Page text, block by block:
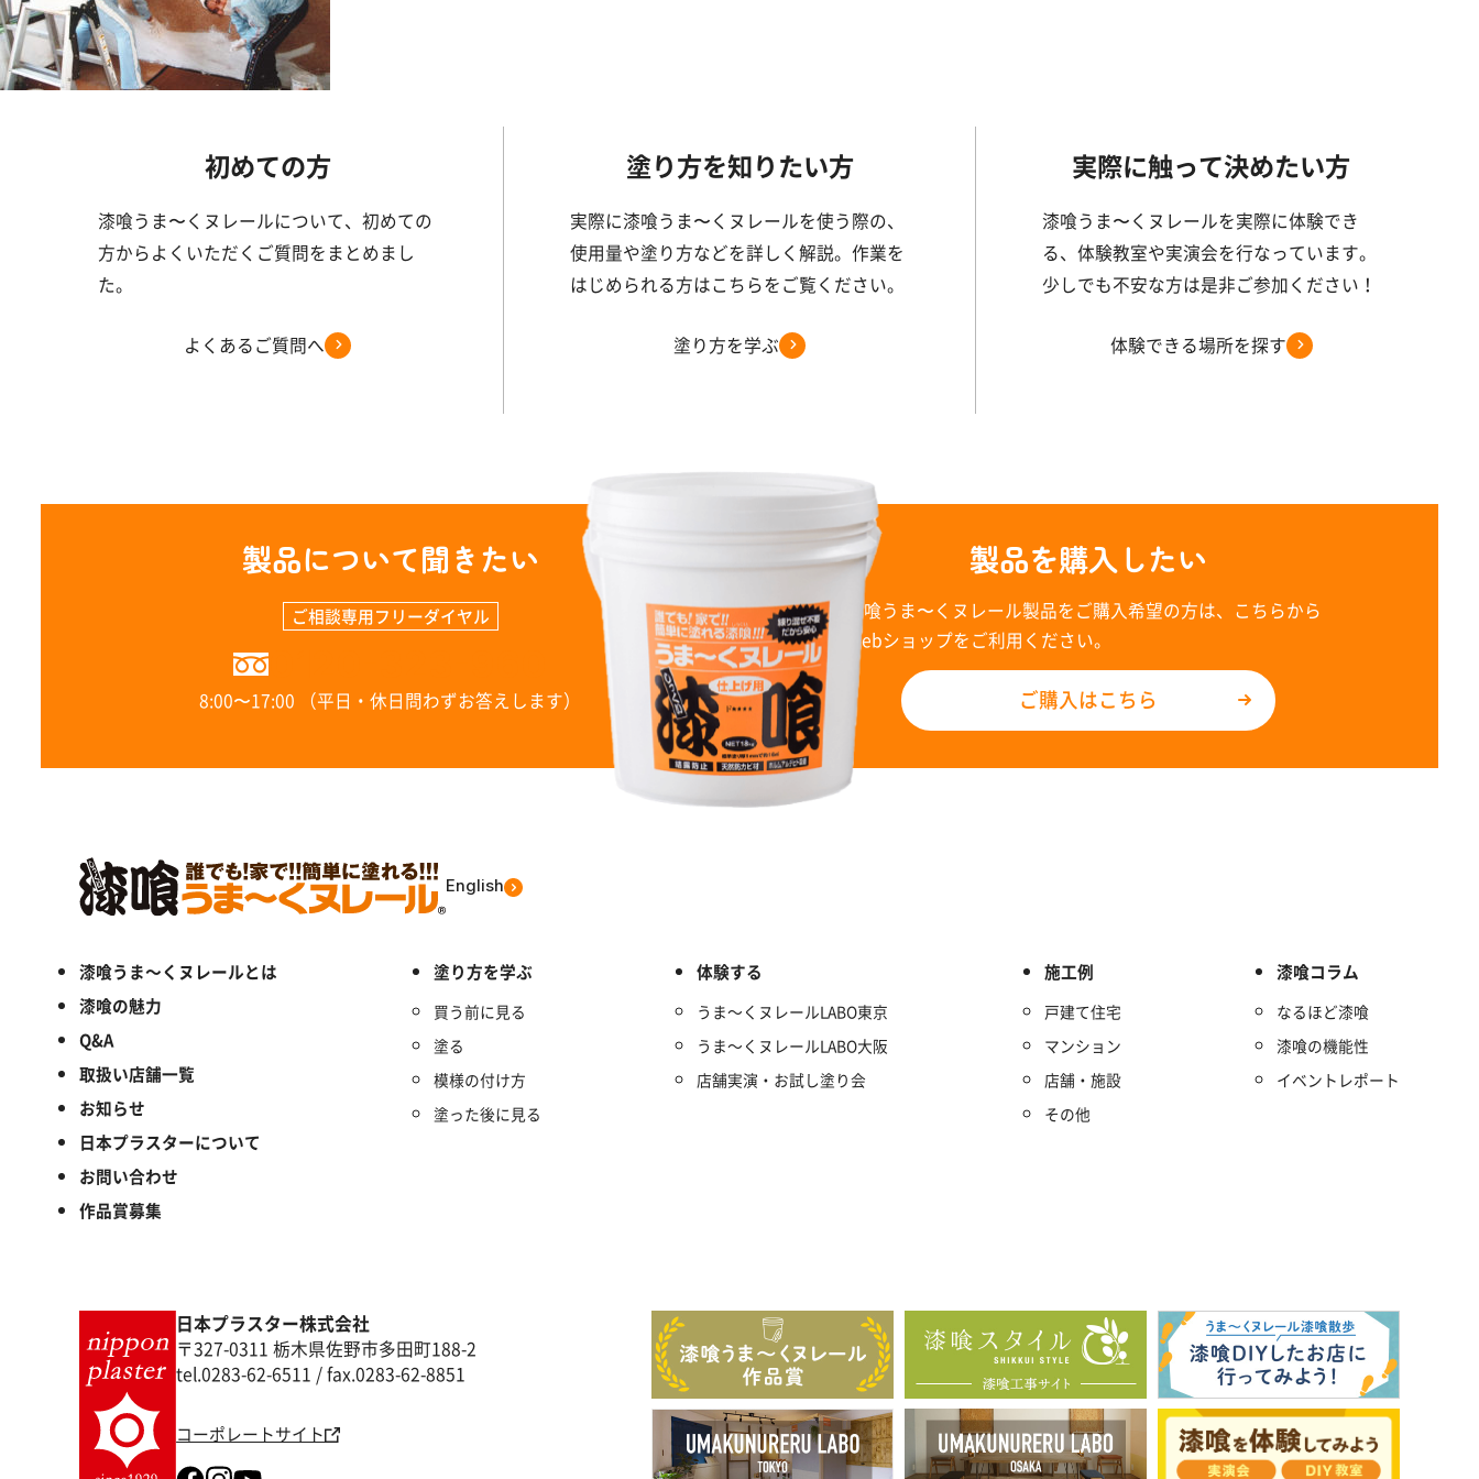
初めての方
漆喰うま〜くヌレールについて、初めての
方からよくいただくご質問をまとめまし
た。
よくあるご質問へ
塗り方を知りたい方
実際に漆喰うま〜くヌレールを使う際の、
使用量や塗り方などを詳しく解説。作業を
はじめられる方はこちらをご覧ください。
塗り方を学ぶ
実際に触って決めたい方
漆喰うま〜くヌレールを実際に体験でき
る、体験教室や実演会を行なっています。
少しでも不安な方は是非ご参加ください！
体験できる場所を探す
製品について聞きたい
ご相談専用フリーダイヤル
8:00〜17:00 （平日・休日問わずお答えします）
製品を購入したい
漆喰うま〜くヌレール製品をご購入希望の方は、こちらから
Webショップをご利用ください。
ご購入はこちら
English
漆喰うま～くヌレールとは
漆喰の魅力
Q&A
取扱い店舗一覧
お知らせ
日本プラスターについて
お問い合わせ
作品賞募集
塗り方を学ぶ
買う前に見る
塗る
模様の付け方
塗った後に見る
体験する
うま～くヌレールLABO東京
うま～くヌレールLABO大阪
店舗実演・お試し塗り会
施工例
戸建て住宅
マンション
店舗・施設
その他
漆喰コラム
なるほど漆喰
漆喰の機能性
イベントレポート
日本プラスター株式会社
〒327-0311 栃木県佐野市多田町188-2
tel.0283-62-6511 / fax.0283-62-8851
コーポレートサイト